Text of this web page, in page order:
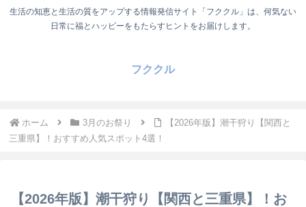
生活の知恵と生活の質をアップする情報発信サイト「フククル」は、何気ない
日常に福とハッピーをもたらすヒントをお届けします。
フククル
ホーム 3月のお祭り
【2026年版】潮干狩り【関西と
三重県】！おすすめ人気スポット4選！
【2026年版】潮干狩り【関西と三重県】！お